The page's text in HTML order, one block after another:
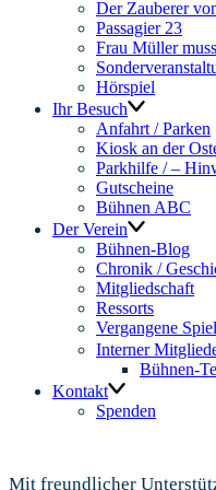
Der Zauberer
Passagier 23
Frau Müller
Hörspiel
Ihr Besuch
Anfahrt / Parken
Kiosk an der
Parkhilfe / –
Gutscheine
Bühnen ABC
Der Verein
Bühnen-Blog
Chronik /
Mitgliedschaft
Ressorts
Vergangene
Interner
Bühnen-
Kontakt
Spenden
Mit freundlicher